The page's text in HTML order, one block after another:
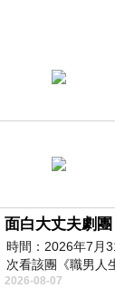
面白大丈夫劇團
時間：2026年7月
次看該團《職男人
2026-08-07